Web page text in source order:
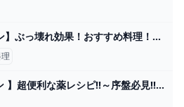
【ティアキン】ぶっ壊れ効果！おすすめ料理！序盤で簡単に作れます！【ゼルダの伝説】 - YouTube
【ゼルダの伝説ティアキン 】超便利な薬レシピ!!～序盤必見!!アイテム活用法！～ - YouTube